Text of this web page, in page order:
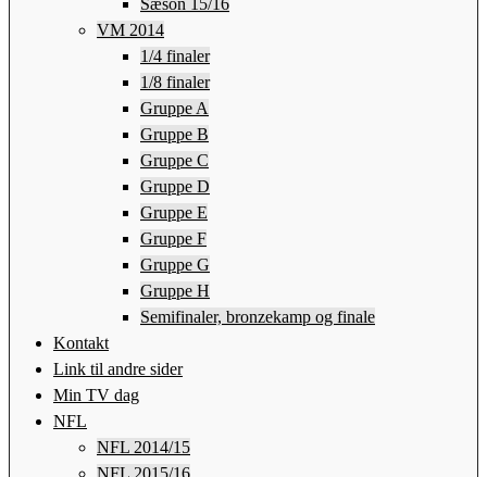
VM 2014
1/4 finaler
1/8 finaler
Gruppe A
Gruppe B
Gruppe C
Gruppe D
Gruppe E
Gruppe F
Gruppe G
Gruppe H
Semifinaler, bronzekamp og finale
Kontakt
Link til andre sider
Min TV dag
NFL
NFL 2014/15
NFL 2015/16